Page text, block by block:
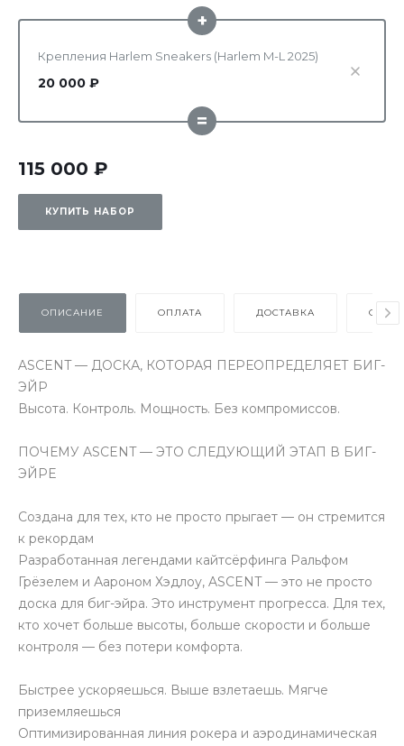
Крепления Harlem Sneakers (Harlem M-L 2025)
20 000 ₽
+
=
115 000 ₽
КУПИТЬ НАБОР
ОПИСАНИЕ ОПЛАТА ДОСТАВКА
ASCENT — ДОСКА, КОТОРАЯ ПЕРЕОПРЕДЕЛЯЕТ БИГ-
ЭЙР
Высота. Контроль. Мощность. Без компромиссов.
ПОЧЕМУ ASCENT — ЭТО СЛЕДУЮЩИЙ ЭТАП В БИГ-
ЭЙРЕ
Создана для тех, кто не просто прыгает — он стремится
к рекордам
Разработанная легендами кайтсёрфинга Ральфом
Грёзелем и Аароном Хэдлоу, ASCENT — это не просто
доска для биг-эйра. Это инструмент прогресса. Для тех,
кто хочет больше высоты, больше скорости и больше
контроля — без потери комфорта.
Быстрее ускоряешься. Выше взлетаешь. Мягче
приземляешься
Оптимизированная линия рокера и аэродинамическая